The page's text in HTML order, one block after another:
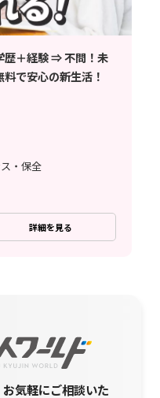
歴＋経験 ⇒ 不問！未
で安心の新生活！
・保全
詳細を見る
気軽にご相談いた